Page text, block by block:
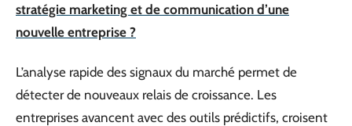
stratégie marketing et de communication d’une
nouvelle entreprise ?
L’analyse rapide des signaux du marché permet de
détecter de nouveaux relais de croissance. Les
entreprises avancent avec des outils prédictifs, croisent